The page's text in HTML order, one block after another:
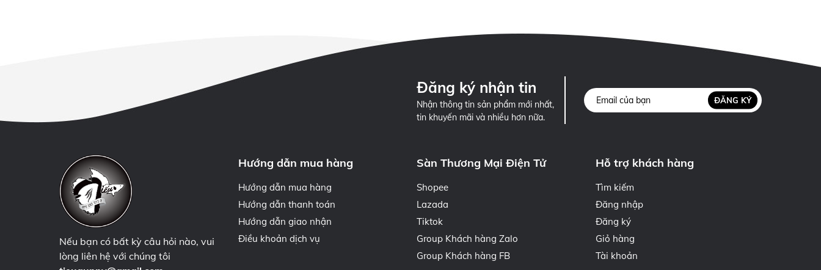
Đăng ký nhận tin
Nhận thông tin sản phẩm mới nhất,
tin khuyến mãi và nhiều hơn nữa.
ĐĂNG KÝ
Nếu bạn có bất kỳ câu hỏi nào, vui
lòng liên hệ với chúng tôi
Hướng dẫn mua hàng
Hướng dẫn mua hàng
Hướng dẫn thanh toán
Hướng dẫn giao nhận
Điều khoản dịch vụ
Sàn Thương Mại Điện Tử
Shopee
Lazada
Tiktok
Group Khách hàng Zalo
Group Khách hàng FB
Hỗ trợ khách hàng
Tìm kiếm
Đăng nhập
Đăng ký
Giỏ hàng
Tài khoản